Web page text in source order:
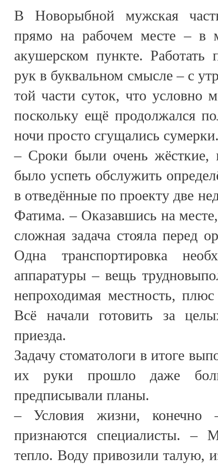
В Новорыбной мужская
прямо на рабочем месте – в
акушерском пункте. Работать
рук в буквальном смысле – с
той части суток, что условно
поскольку ещё продолжался
ночи просто сгущались
– Сроки были очень жёсткие,
было успеть обслужить
в отведённые по проекту две
Фатима. – Оказавшись на
сложная задача стояла перед
Одна транспортировка
аппаратуры – вещь
непроходимая местность,
Всё начали готовить за
приезда.
Задачу стоматологи в итоге
их руки прошло даже
предписывали планы.
– Условия жизни, конечно
признаются специалисты. –
тепло. Воду привозили талую,